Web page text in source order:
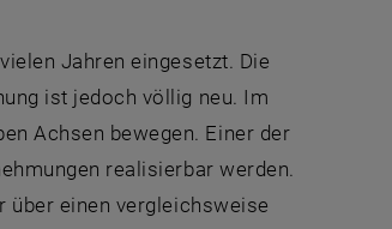
Jahren eingesetzt. Die
ist jedoch völlig neu. Im
Achsen bewegen. Einer der
realisierbar werden.
über einen vergleichsweise